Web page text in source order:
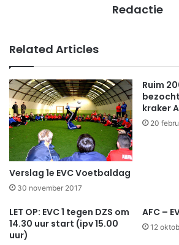
Redactie
Related Articles
Verslag 1e EVC Voetbaldag
30 november 2017
Ruim
kraker
20
LET OP: EVC 1 tegen DZS om
14.30 uur start (ipv 15.00
uur)
AFC –
12